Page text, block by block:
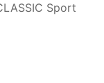
Sport